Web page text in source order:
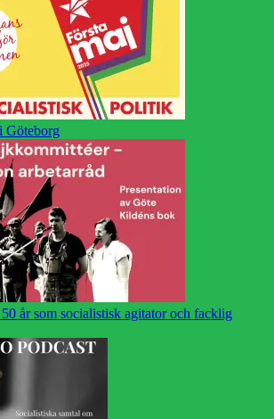
Göteborg
år som socialistisk agitator och facklig